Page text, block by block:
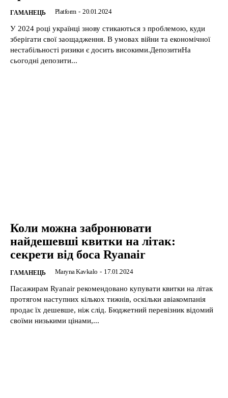
ГАМАНЕЦЬ Platform - 20.01.2024
У 2024 році українці знову стикаються з проблемою, куди
зберігати свої заощадження. В умовах війни та економічної
нестабільності ризики є досить високими.ДепозитиНа
сьогодні депозити...
Коли можна забронювати
найдешевші квитки на літак:
секрети від боса Ryanair
ГАМАНЕЦЬ Maryna Kavkalo - 17.01.2024
Пасажирам Ryanair рекомендовано купувати квитки на літак
протягом наступних кількох тижнів, оскільки авіакомпанія
продає їх дешевше, ніж слід. Бюджетний перевізник відомий
своїми низькими цінами,...